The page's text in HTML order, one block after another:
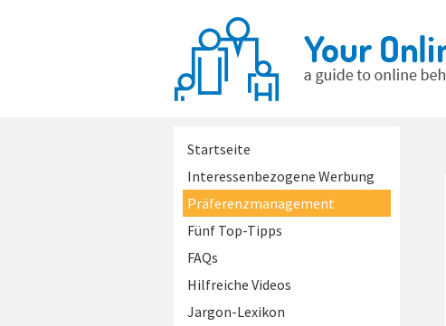
Startseite
Interessenbezogene Werbung
Präferenzmanagement
Fünf Top-Tipps
FAQs
Hilfreiche Videos
Jargon-Lexikon